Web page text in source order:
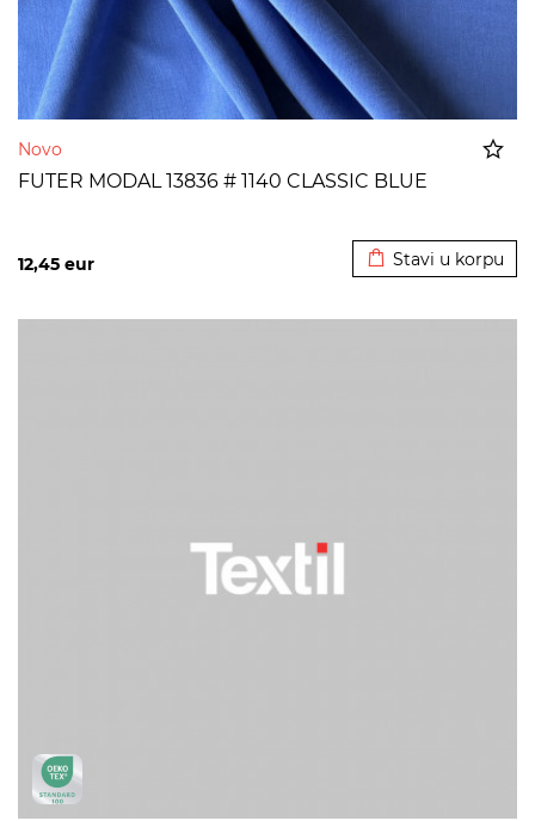
Novo
FUTER MODAL 13836 # 1140 CLASSIC BLUE
12,45 eur Stavi u korpu